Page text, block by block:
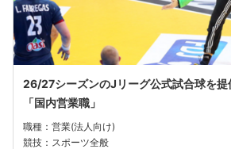
26/27シーズンのJリーグ公式試合球を
「国内営業職」
職種：営業(法人向け)
競技：スポーツ全般